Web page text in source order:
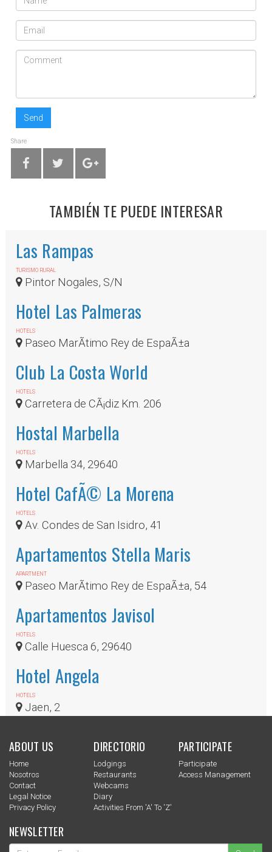
Send
Share
TAMBIÉN TE PUEDE INTERESAR
Las Rampas
TURISMO RURAL
Pintor Nogales, S/N
Hotel Las Palmeras
HOTELS
Paseo MarÃ­timo Rey de EspaÃ±a
Club La Costa World
HOTELS
Carretera de CÃ¡diz Km. 206
Hostal Marbella
HOTELS
Marbella 34, 29640
Hotel CafÃ© La Morena
HOTELS
Av. Condes de San Isidro, 41
Apartamentos Stella Maris
APARTMENT
Paseo MarÃ­timo Rey de EspaÃ±a, 54
Apartamentos Javisol
HOTELS
Calle Huesca 6, 29640
Hotel Angela
HOTELS
Jaen, 2
ABOUT US
Home
Nosotros
Contact
Legal Notice
Privacy Policy
DIRECTORIO
Lodgings
Restaurants
Webcams
Diary
Activities From 'a' To 'z'
PARTICIPATE
Participate
Access Management
NEWSLETTER